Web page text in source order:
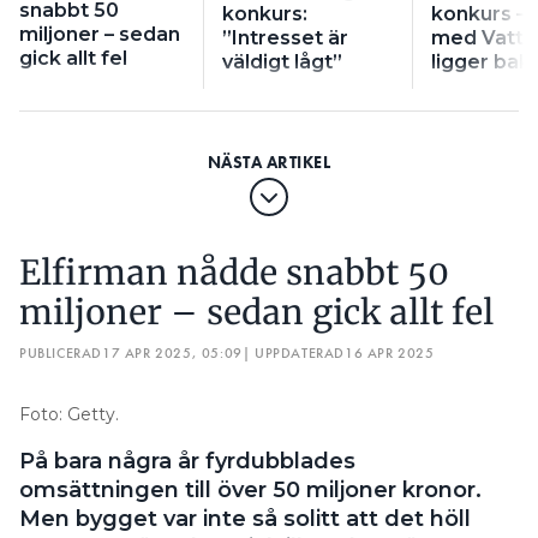
sommaren, precis när vi hade växt kraftigt.
Bolaget hamnade snart på obestånd och en
rekonstruktion inleddes.
vi sade upp personal, vände på alla stenar och
lyckades vända till vinst. Den andra delen var att nå
en ackordsuppgörelse med alla borgenärer.
FÖR ATT EN REKONSTRUKTIONska godkännas krävs
att två tredjedelar av borgenärerna godtar att
skriva ner skulderna. Flera stora aktörer var med på
detta. Men tillbaka till måndagen för en vecka
Accepterade de en ackordsuppgörelse eller inte?
Svaret blev nej, Dryft skulle därmed inte kunna få
tillräcklig acceptans för skuldavskrivningen och
rekonstruktion hade misslyckats. Grundarna och de
snabbt 50
miljoner – sedan
gick allt fel
konkurs:
”Intresset är
väldigt lågt”
konkurs –
med
ligger
Elfirman nådde snabbt 50
miljoner – sedan gick allt fel
PUBLICERAD 17 APR 2025, 05:09 | UPPDATERAD 16 APR 2025
Foto: Getty.
På bara några år fyrdubblades
omsättningen till över 50 miljoner kronor.
Men bygget var inte så solitt att det höll